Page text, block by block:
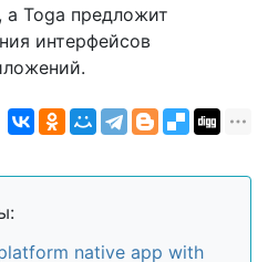
а Toga предложит
интерфейсов
native app with